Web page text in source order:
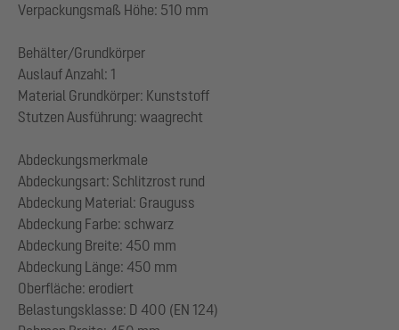
Verpackungsmaß Höhe: 510 mm
Behälter/Grundkörper
Auslauf Anzahl: 1
Material Grundkörper: Kunststoff
Stutzen Ausführung: waagrecht
Abdeckungsmerkmale
Abdeckungsart: Schlitzrost rund
Abdeckung Material: Grauguss
Abdeckung Farbe: schwarz
Abdeckung Breite: 450 mm
Abdeckung Länge: 450 mm
Oberfläche: erodiert
Belastungsklasse: D 400 (EN 124)